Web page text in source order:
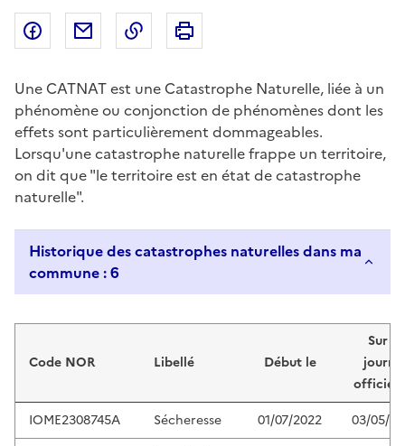
Partager sur Facebook
Partager par emailCopier dans le presse-papier
Une CATNAT est une Catastrophe Naturelle, liée à un
phénomène ou conjonction de phénomènes dont les
effets sont particulièrement dommageables.
Lorsqu'une catastrophe naturelle frappe un territoire,
on dit que "le territoire est en état de catastrophe
naturelle".
Historique des catastrophes naturelles dans ma
commune : 6
Code NOR Libellé Début le
Sur le
officiel
IOME2308745A
Sécheresse 01/07/2022 03/05/